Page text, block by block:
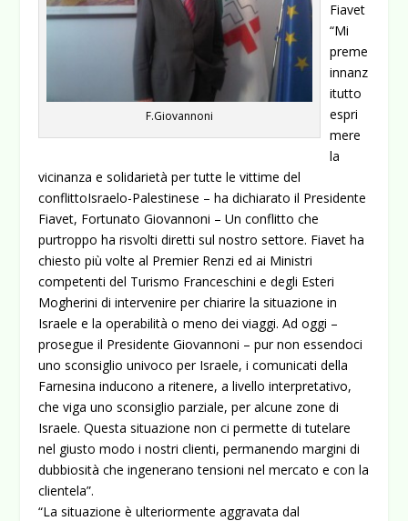
F.Giovannoni
Fiavet
“Mi
preme
innanz
itutto
espri
mere
la
vicinanza e solidarietà per tutte le vittime del
conflittoIsraelo-Palestinese – ha dichiarato il Presidente
Fiavet, Fortunato Giovannoni – Un conflitto che
purtroppo ha risvolti diretti sul nostro settore. Fiavet ha
chiesto più volte al Premier Renzi ed ai Ministri
competenti del Turismo Franceschini e degli Esteri
Mogherini di intervenire per chiarire la situazione in
Israele e la operabilità o meno dei viaggi.Ad oggi –
prosegue il Presidente Giovannoni – pur non essendoci
uno sconsiglio univoco per Israele, i comunicati della
Farnesina inducono a ritenere, a livello interpretativo,
che viga uno sconsiglio parziale, per alcune zone di
Israele. Questa situazione non ci permette di tutelare
nel giusto modo i nostri clienti, permanendo margini di
dubbiosità che ingenerano tensioni nel mercato e con la
clientela”.
“La situazione è ulteriormente aggravata dal